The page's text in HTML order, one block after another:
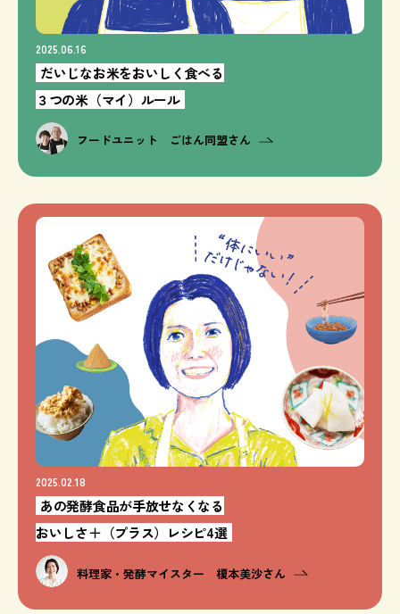
2025.06.16
だいじなお米をおいしく食べる
３つの米（マイ）ルール
フードユニット ごはん同盟さん
2025.02.18
あの発酵食品が手放せなくなる
おいしさ＋（プラス）レシピ4選
料理家・発酵マイスター 榎本美沙さん